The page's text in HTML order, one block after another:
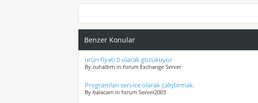
Benzer Konular
ürün fiyatı 0 olarak gözüküyor
By zuhalbrn in forum Exchange Server
Programları service olarak çalıştırmak.
By balacam in forum Server2003